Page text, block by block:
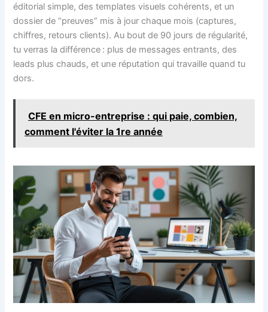
éditorial simple, des templates visuels cohérents, et un
dossier de “preuves” mis à jour chaque mois (captures,
chiffres, retours clients). Au bout de 90 jours de régularité,
tu verras la différence : plus de messages entrants, des
leads plus chauds, et une réputation qui travaille quand tu
dors.
CFE en micro-entreprise : qui paie, combien,
comment l'éviter la 1re année